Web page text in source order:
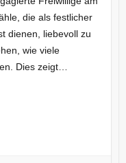
die als festlicher
dienen, liebevoll zu
wie viele
Dies zeigt…